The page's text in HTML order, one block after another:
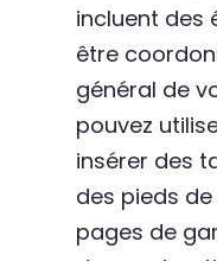
incluent des
être
général de
pouvez
insérer des
des pieds
pages de